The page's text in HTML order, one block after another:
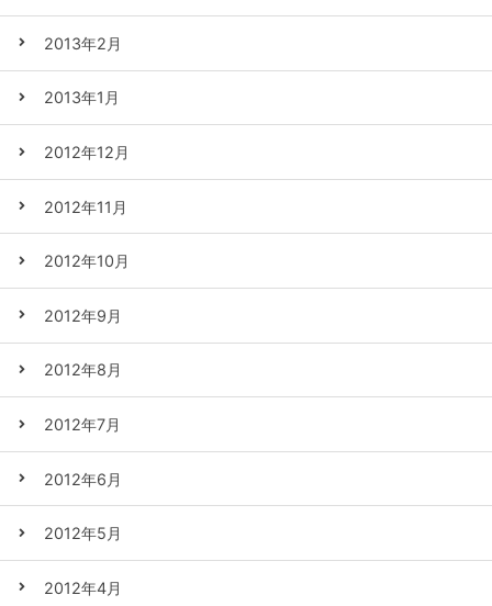
2013年2月
2013年1月
2012年12月
2012年11月
2012年10月
2012年9月
2012年8月
2012年7月
2012年6月
2012年5月
2012年4月